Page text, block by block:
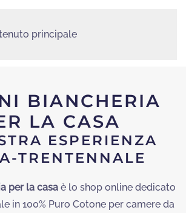
principale
BIANCHERIA
LA CASA
ESPERIENZA
TRENTENNALE
per la casa è lo shop online dedicato
in 100% Puro Cotone per camere da